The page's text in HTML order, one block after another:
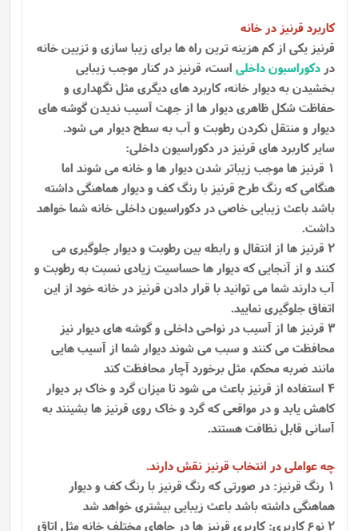
کاربرد قرنیز در خانه
قرنیز یکی از کم هزینه ترین راه ها برای زیبا سازی و تزیین خانه
در دکوراسیون داخلی است، قرنیز در کنار موجب زیبایی
بخشیدن به دیوار خانه، کاربرد های دیگری مثل نگهداری و
حفاظت شکل ظاهری دیوار ها از جهت آسیب ندیدن گوشه ‌های
دیوار و منتقل نکردن رطوبت و آب به سطح دیوار می‌ شود.
سایر کاربرد های قرنیز در دکوراسیون داخلی:
1 قرنیز ها موجب زیباتر شدن دیوار ها و خانه می شوند اما
هنگامی که رنگ طرح قرنیز با رنگ کف و دیوار هماهنگی داشته
باشد باعث زیبایی خاصی در دکوراسیون داخلی خانه شما خواهد
داشت.
2 قرنیز ها از انتقال و رابطه بین رطوبت و دیوار جلوگیری می
کنند و از آنجایی که دیوار ها حساسیت زیادی نسبت به رطوبت و
آب دارند شما می توانید با قرار دادن قرنیز در خانه خود از این
اتفاق جلوگیری نمایید.
3 قرنیز ها از آسیب در نواحی داخلی و گوشه های دیوار نیز
محافظت می کنند و سبب می شوند دیوار شما از آسیب هایی
مانند ضربه محکم، مثل برخورد آچار محافظت کند
4 استفاده از قرنیز باعث می شود تا میزان گرد و خاک بر دیوار
کاهش یابد و در مواقعی که گرد و خاک روی قرنیز ها بشینند به
آسانی قابل نظافت هستند.
چه عواملی در انتخاب قرنیز نقش دارند.
1 رنگ قرنیز: در صورتی که رنگ قرنیز با رنگ کف و دیوار
هماهنگی داشته باشد باعث زیبایی بیشتری خواهد شد
2 نوع کاربری: کاربری قرنیز ها در جاهای مختلف خانه مثل اتاق